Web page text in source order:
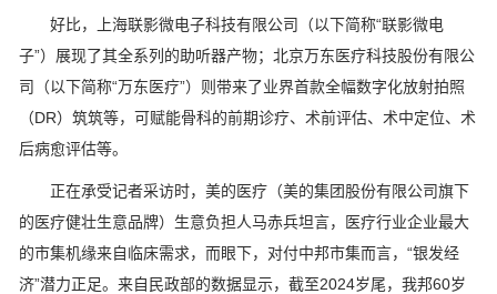
好比，上海联影微电子科技有限公司（以下简称“联影微电
子”）展现了其全系列的助听器产物；北京万东医疗科技股份有限公
司（以下简称“万东医疗”）则带来了业界首款全幅数字化放射拍照
（DR）筑筑等，可赋能骨科的前期诊疗、术前评估、术中定位、术
后病愈评估等。
正在承受记者采访时，美的医疗（美的集团股份有限公司旗下
的医疗健壮生意品牌）生意负担人马赤兵坦言，医疗行业企业最大
的市集机缘来自临床需求，而眼下，对付中邦市集而言，“银发经
济”潜力正足。来自民政部的数据显示，截至2024岁尾，我邦60岁